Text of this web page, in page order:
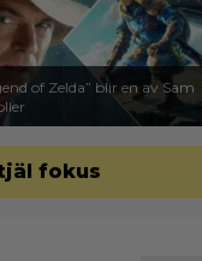
of Zelda” blir en av Sam
fokus